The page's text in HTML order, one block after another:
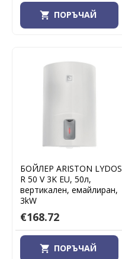
ПОРЪЧАЙ
БОЙЛЕР ARISTON LYDOS
R 50 V 3K EU, 50л,
вертикален, емайлиран,
3kW
€168.72
ПОРЪЧАЙ